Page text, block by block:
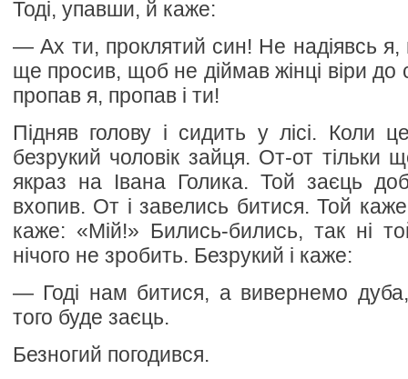
Тоді, упавши, й каже:
— Ах ти, проклятий син! Не надіявсь
ще просив, щоб не діймав жінці віри до
пропав я, пропав і ти!
Підняв голову і сидить у лісі. Коли
безрукий чоловік зайця. От-от
якраз на Івана Голика. Той заєць
вхопив. От і завелись битися. Той
каже: «Мій!» Бились-бились, так ні
нічого не зробить. Безрукий і каже:
— Годі нам битися, а вивернемо
того буде заєць.
Безногий погодився.